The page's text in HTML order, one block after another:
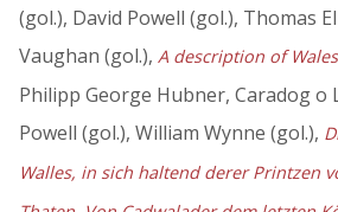
(gol.), David Powell (gol.), Thomas
Vaughan (gol.), A description of Wales
Philipp George Hubner, Caradog o
Powell (gol.), William Wynne (gol.),
Walles, in sich haltend derer Printzen